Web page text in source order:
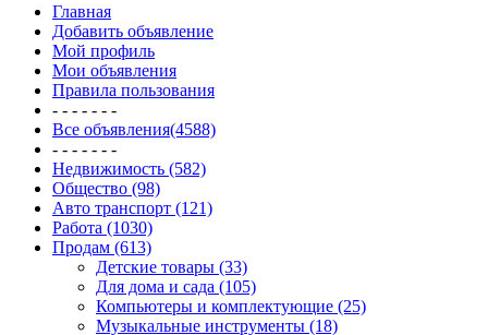
Главная
Добавить объявление
Мой профиль
Мои объявления
Правила пользования
- - - - - - -
Все объявления(4588)
- - - - - - -
Недвижимость (582)
Общество (98)
Авто транспорт (121)
Работа (1030)
Продам (613)
Детские товары (33)
Для дома и сада (105)
Компьютеры и комплектующие (25)
Музыкальные инструменты (18)